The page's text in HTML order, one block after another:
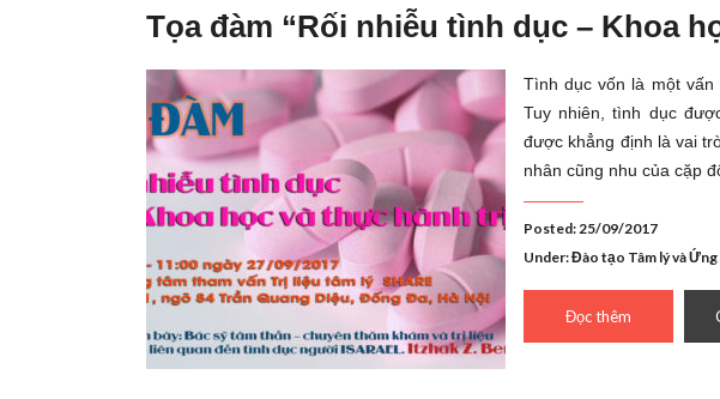
Tọa đàm “Rối nhiễu tình dục – Khoa
Tình dục vốn là một vấn
Tuy nhiên, tình dục
được khẳng định là vai
nhân cũng nhu của cặp
Posted: 25/09/2017
Under:Đào tạo Tâm lý và
Đọc thêm